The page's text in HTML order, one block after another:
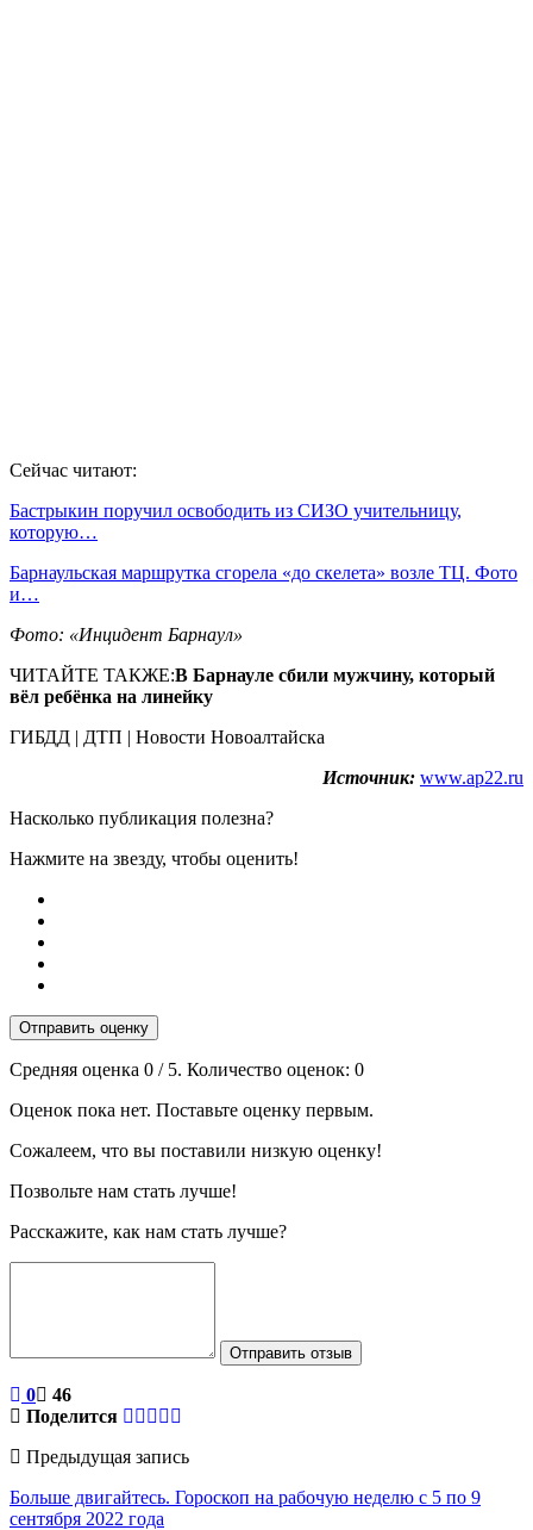
Сейчас читают:
Бастрыкин поручил освободить из СИЗО учительницу,
которую…
Барнаульская маршрутка сгорела «до скелета» возле ТЦ. Фото
и…
Фото: «Инцидент Барнаул»
ЧИТАЙТЕ ТАКЖЕ:В Барнауле сбили мужчину, который
вёл ребёнка на линейку
ГИБДД | ДТП | Новости Новоалтайска
Источник: www.ap22.ru
Насколько публикация полезна?
Нажмите на звезду, чтобы оценить!
Отправить оценку
Средняя оценка 0 / 5. Количество оценок: 0
Оценок пока нет. Поставьте оценку первым.
Сожалеем, что вы поставили низкую оценку!
Позвольте нам стать лучше!
Расскажите, как нам стать лучше?
Отправить отзыв
0
46
Поделится
Предыдущая запись
Больше двигайтесь. Гороскоп на рабочую неделю с 5 по 9
сентября 2022 года